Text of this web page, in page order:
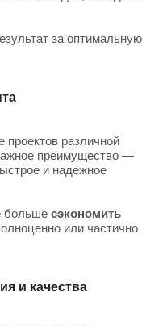
за оптимальную
проектов различной
преимущество —
и надежное
больше сэкономить
или частично
и качества